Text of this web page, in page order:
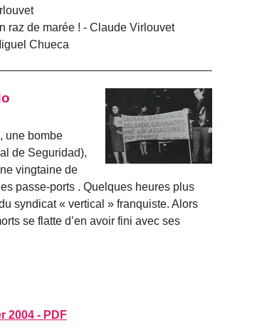
raz de marée ! - Claude Virlouvet
Chueca
une bombe
de Seguridad),
vingtaine de
passe-ports . Quelques heures plus
syndicat « vertical » franquiste. Alors
se flatte d’en avoir fini avec ses
2004 - PDF